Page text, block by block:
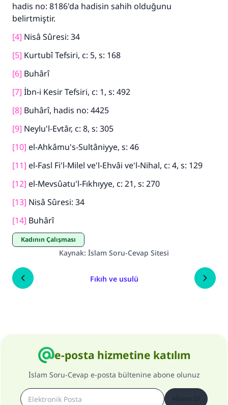
hadis no: 8186'da hadisin sahih olduğunu
belirtmiştir.
[4] Nisâ Sûresi: 34
[5] Kurtubî Tefsiri, c: 5, s: 168
[6] Buhârî
[7] İbn-i Kesir Tefsiri, c: 1, s: 492
[8] Buhârî, hadis no: 4425
[9] Neylu'l-Evtâr, c: 8, s: 305
[10] el-Ahkâmu's-Sultâniyye, s: 46
[11] el-Fasl Fi'l-Milel ve'l-Ehvâi ve'l-Nihal, c: 4, s: 129
[12] el-Mevsûatu'l-Fıkhıyye, c: 21, s: 270
[13] Nisâ Sûresi: 34
[14] Buhârî
Kadının Çalışması
Kaynak: İslam Soru-Cevap Sitesi
Fıkıh ve usulü
e-posta hizmetine katılım
İslam Soru-Cevap e-posta bültenine abone olunuz